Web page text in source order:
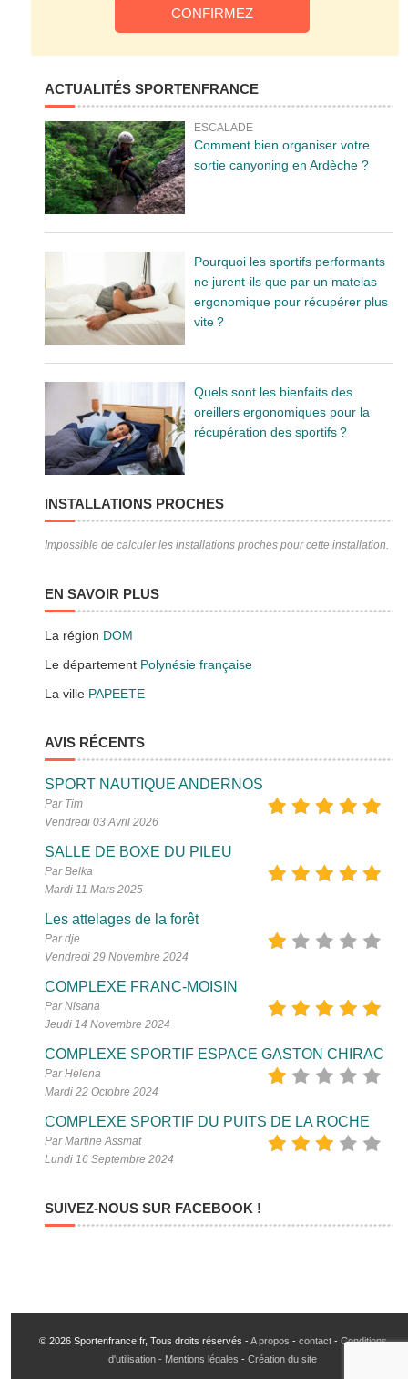
ACTUALITÉS SPORTENFRANCE
ESCALADE
Comment bien organiser votre
sortie canyoning en Ardèche ?
Pourquoi les sportifs performants
ne jurent-ils que par un matelas
ergonomique pour récupérer plus
vite ?
Quels sont les bienfaits des
oreillers ergonomiques pour la
récupération des sportifs ?
INSTALLATIONS PROCHES
Impossible de calculer les installations proches pour cette installation.
EN SAVOIR PLUS
La région DOM
Le département Polynésie française
La ville PAPEETE
AVIS RÉCENTS
SPORT NAUTIQUE ANDERNOS
Par Tim
Vendredi 03 Avril 2026
SALLE DE BOXE DU PILEU
Par Belka
Mardi 11 Mars 2025
Les attelages de la forêt
Par dje
Vendredi 29 Novembre 2024
COMPLEXE FRANC-MOISIN
Par Nisana
Jeudi 14 Novembre 2024
COMPLEXE SPORTIF ESPACE GASTON CHIRAC
Par Helena
Mardi 22 Octobre 2024
COMPLEXE SPORTIF DU PUITS DE LA ROCHE
Par Martine Assmat
Lundi 16 Septembre 2024
SUIVEZ-NOUS SUR FACEBOOK !
© 2026 Sportenfrance.fr, Tous droits réservés -A propos - contact- Conditions
d'utilisation - Mentions légales - Création du site